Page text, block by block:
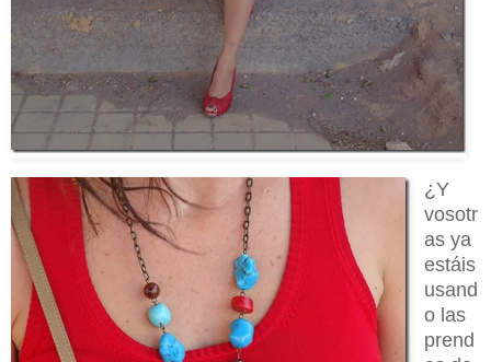
¿Y
vosotr
as ya
estáis
usand
o las
prend